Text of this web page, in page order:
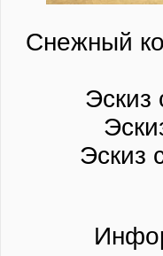
Снежный
Эскиз
Эскиз